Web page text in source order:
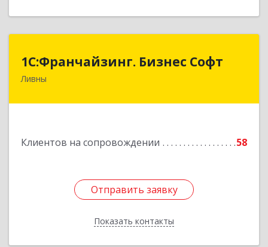
1C:Франчайзинг. Бизнес Софт
Ливны
Клиентов на сопровождении 58
Отправить заявку
Показать контакты
1C:Франчайзинг. Бизнес Софт
303851, Орловская обл, Ливны г, Гайдара ул,
Отправить заявку
Назад